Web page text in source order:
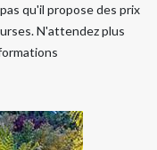
qu'il propose des prix
N'attendez plus